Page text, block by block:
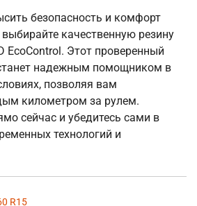
безопасность и комфорт
качественную резину
EcoControl. Этот проверенный
надежным помощником в
позволяя вам
километром за рулем.
сейчас и убедитесь сами в
технологий и
R15